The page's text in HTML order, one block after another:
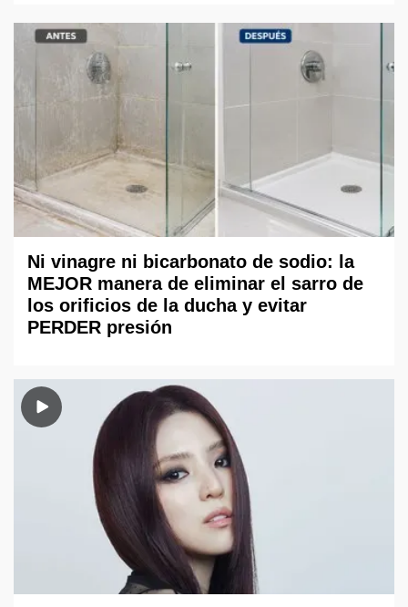
Ni vinagre ni bicarbonato de sodio: la
MEJOR manera de eliminar el sarro de
los orificios de la ducha y evitar
PERDER presión